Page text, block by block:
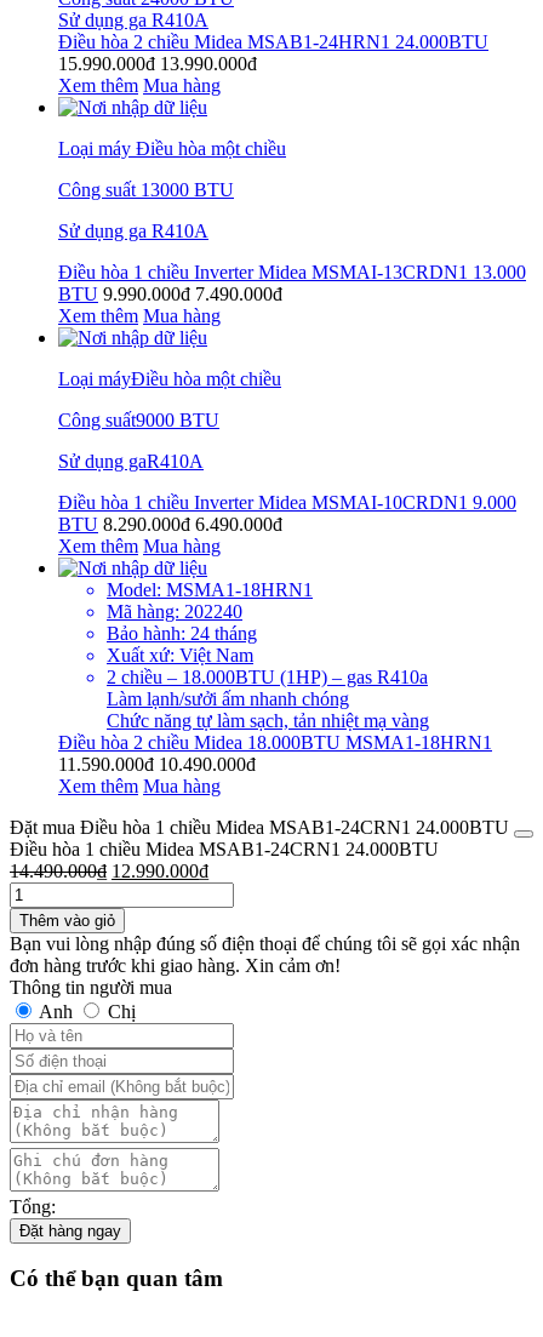
Sử dụng ga R410A
Điều hòa 2 chiều Midea MSAB1-24HRN1 24.000BTU
15.990.000đ 13.990.000đ
Xem thêm Mua hàng
Loại máy Điều hòa một chiều
Công suất 13000 BTU
Sử dụng ga R410A
Điều hòa 1 chiều Inverter Midea MSMAI-13CRDN1 13.000
BTU 9.990.000đ 7.490.000đ
Xem thêm Mua hàng
Loại máyĐiều hòa một chiều
Công suất9000 BTU
Sử dụng gaR410A
Điều hòa 1 chiều Inverter Midea MSMAI-10CRDN1 9.000
BTU 8.290.000đ 6.490.000đ
Xem thêm Mua hàng
Model: MSMA1-18HRN1
Mã hàng: 202240
Bảo hành: 24 tháng
Xuất xứ: Việt Nam
2 chiều – 18.000BTU (1HP) – gas R410a
Làm lạnh/sưởi ấm nhanh chóng
Chức năng tự làm sạch, tản nhiệt mạ vàng
Điều hòa 2 chiều Midea 18.000BTU MSMA1-18HRN1
11.590.000đ 10.490.000đ
Xem thêm Mua hàng
Đặt mua Điều hòa 1 chiều Midea MSAB1-24CRN1 24.000BTU
Điều hòa 1 chiều Midea MSAB1-24CRN1 24.000BTU
14.490.000₫ 12.990.000₫
Thêm vào giỏ
Bạn vui lòng nhập đúng số điện thoại để chúng tôi sẽ gọi xác nhận
đơn hàng trước khi giao hàng. Xin cảm ơn!
Thông tin người mua
Anh
Chị
Tổng:
Đặt hàng ngay
Có thể bạn quan tâm